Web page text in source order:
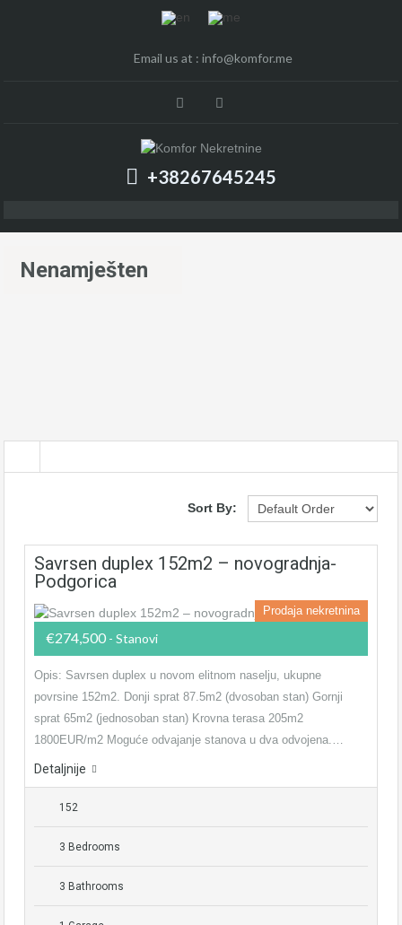
Email us at : info@komfor.me
+38267645245
Nenamješten
Sort By:
Savrsen duplex 152m2 – novogradnja-
Podgorica
Prodaja nekretnina
€274,500 - Stanovi
Opis: Savrsen duplex u novom elitnom naselju, ukupne
povrsine 152m2. Donji sprat 87.5m2 (dvosoban stan) Gornji
sprat 65m2 (jednosoban stan) Krovna terasa 205m2
1800EUR/m2 Moguće odvajanje stanova u dva odvojena.…
Detaljnije
152
3 Bedrooms
3 Bathrooms